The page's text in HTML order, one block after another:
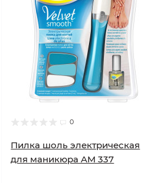
0
Пилка шоль электрическая
для маникюра AM 337